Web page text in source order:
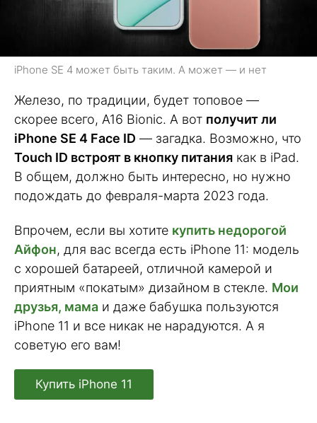
iPhone SE 4 может быть таким. А может — и нет
Железо, по традиции, будет топовое —
скорее всего, A16 Bionic. А вот получит ли
iPhone SE 4 Face ID — загадка. Возможно, что
Touch ID встроят в кнопку питания как в iPad.
В общем, должно быть интересно, но нужно
подождать до февраля-марта 2023 года.
Впрочем, если вы хотите купить недорогой
Айфон, для вас всегда есть iPhone 11: модель
с хорошей батареей, отличной камерой и
приятным «покатым» дизайном в стекле. Мои
друзья, мама и даже бабушка пользуются
iPhone 11 и все никак не нарадуются. А я
советую его вам!
Купить iPhone 11